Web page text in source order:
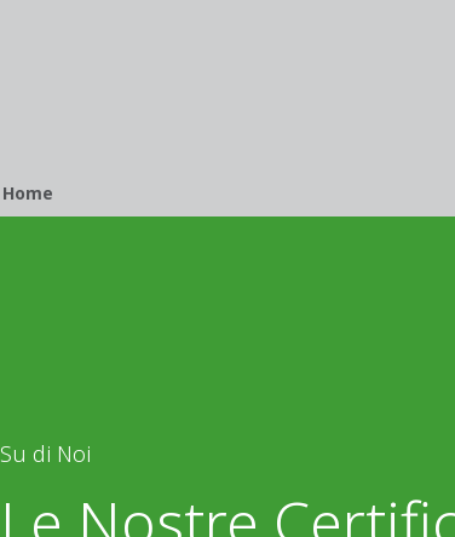
Breadcrumb
Home
Su di Noi
Le Nostre